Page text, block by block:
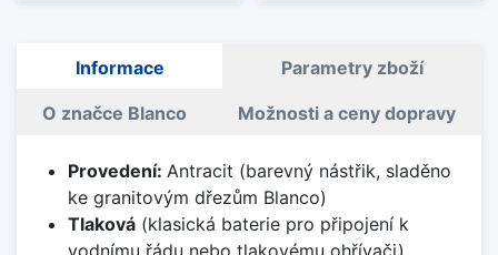
Informace Parametry zboží
O značce Blanco Možnosti a ceny dopravy
Provedení: Antracit (barevný nástřik, sladěno
ke granitovým dřezům Blanco)
Tlaková(klasická baterie pro připojení k
vodnímu řádu nebo tlakovému ohřívači)